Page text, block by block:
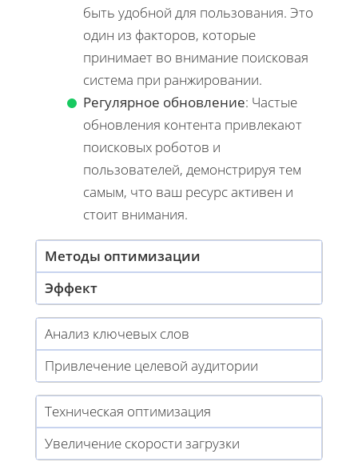
быть удобной для пользования. Это
один из факторов, которые
принимает во внимание поисковая
система при ранжировании.
Регулярное обновление: Частые
обновления контента привлекают
поисковых роботов и
пользователей, демонстрируя тем
самым, что ваш ресурс активен и
стоит внимания.
Методы оптимизации
Эффект
Анализ ключевых слов
Привлечение целевой аудитории
Техническая оптимизация
Увеличение скорости загрузки